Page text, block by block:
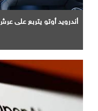
أندرويد أوتو يتربع علي